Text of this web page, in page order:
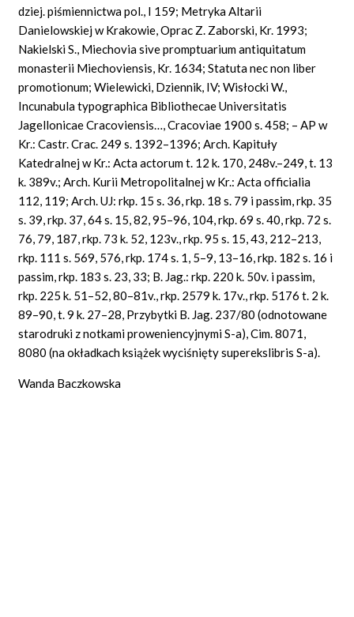
dziej. piśmiennictwa pol., I 159; Metryka Altarii
Danielowskiej w Krakowie, Oprac Z. Zaborski, Kr. 1993;
Nakielski S., Miechovia sive promptuarium antiquitatum
monasterii Miechoviensis, Kr. 1634; Statuta nec non liber
promotionum; Wielewicki, Dziennik, IV; Wisłocki W.,
Incunabula typographica Bibliothecae Universitatis
Jagellonicae Cracoviensis…, Cracoviae 1900 s. 458; – AP w
Kr.: Castr. Crac. 249 s. 1392–1396; Arch. Kapituły
Katedralnej w Kr.: Acta actorum t. 12 k. 170, 248v.–249, t. 13
k. 389v.; Arch. Kurii Metropolitalnej w Kr.: Acta officialia
112, 119; Arch. UJ: rkp. 15 s. 36, rkp. 18 s. 79 i passim, rkp. 35
s. 39, rkp. 37, 64 s. 15, 82, 95–96, 104, rkp. 69 s. 40, rkp. 72 s.
76, 79, 187, rkp. 73 k. 52, 123v., rkp. 95 s. 15, 43, 212–213,
rkp. 111 s. 569, 576, rkp. 174 s. 1, 5–9, 13–16, rkp. 182 s. 16 i
passim, rkp. 183 s. 23, 33; B. Jag.: rkp. 220 k. 50v. i passim,
rkp. 225 k. 51–52, 80–81v., rkp. 2579 k. 17v., rkp. 5176 t. 2 k.
89–90, t. 9 k. 27–28, Przybytki B. Jag. 237/80 (odnotowane
starodruki z notkami proweniencyjnymi S-a), Cim. 8071,
8080 (na okładkach książek wyciśnięty superekslibris S-a).
Wanda Baczkowska